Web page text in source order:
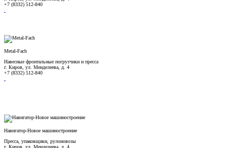
Metal-Fach
Навесные фронтальные погрузчики и пресса
г. Киров, ул. Менделеева, д. 4
+7 (8332) 512-840
Навигатор-Новое машиностроение
Пресса, упаковщики, рулоновозы
г. Киров, ул. Менделеева, д. 4
+7 (8332) 512-840